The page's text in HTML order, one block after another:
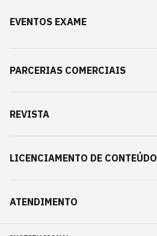
EVENTOS EXAME
PARCERIAS COMERCIAIS
REVISTA
LICENCIAMENTO DE CONTEÚDO
ATENDIMENTO